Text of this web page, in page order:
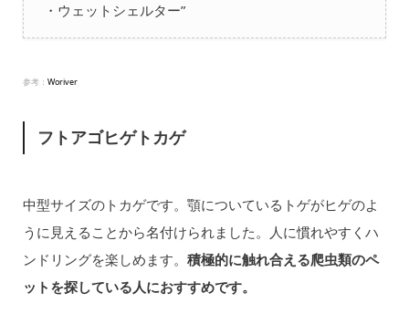
・ウェットシェルター”
参考： Woriver
フトアゴヒゲトカゲ
中型サイズのトカゲです。顎についているトゲがヒゲのよ
うに見えることから名付けられました。人に慣れやすくハ
ンドリングを楽しめます。 積極的に触れ合える爬虫類のペ
ットを探している人におすすめです。